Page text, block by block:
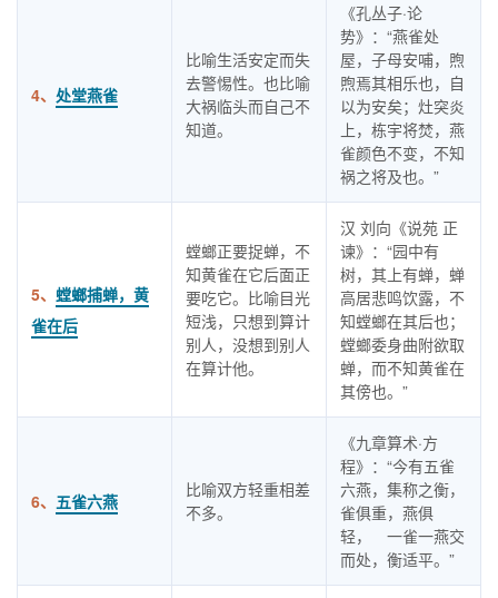
4、 处堂燕雀
比喻生活安定而失
去警惕性。也比喻
大祸临头而自己不
知道。
《孔丛子·论
势》：“燕雀处
屋，子母安哺，煦
煦焉其相乐也，自
以为安矣；灶突炎
上，栋宇将焚，燕
雀颜色不变，不知
祸之将及也。”
5、 螳螂捕蝉，黄
雀在后
螳螂正要捉蝉，不
知黄雀在它后面正
要吃它。比喻目光
短浅，只想到算计
别人，没想到别人
在算计他。
汉 刘向《说苑 正
谏》：“园中有
树，其上有蝉，蝉
高居悲鸣饮露，不
知螳螂在其后也；
螳螂委身曲附欲取
蝉，而不知黄雀在
其傍也。”
6、 五雀六燕
比喻双方轻重相差
不多。
《九章算术·方
程》：“今有五雀
六燕，集称之衡，
雀俱重，燕俱
轻， 一雀一燕交
而处，衡适平。”